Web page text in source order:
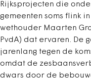
Rijksprojecten die
gemeenten soms flink
wethouder Maarten
PvdA) dat ervaren. De
jarenlang tegen de
omdat de
dwars door de